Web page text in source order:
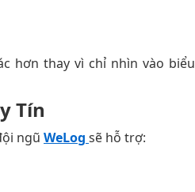
hơn thay vì chỉ nhìn vào biểu
Tín
ngũ WeLog sẽ hỗ trợ: